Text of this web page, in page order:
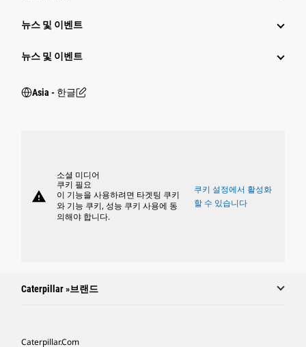
뉴스 및 이벤트
뉴스 및 이벤트
Asia - 한글
warning
소셜 미디어
쿠키 필요
이 기능을 사용하려면 타겟팅 쿠키
와 기능 쿠키, 성능 쿠키 사용에 동
의해야 합니다.
쿠키 설정에서 활성화
할 수 있습니다
Caterpillar »브랜드
Caterpillar.com